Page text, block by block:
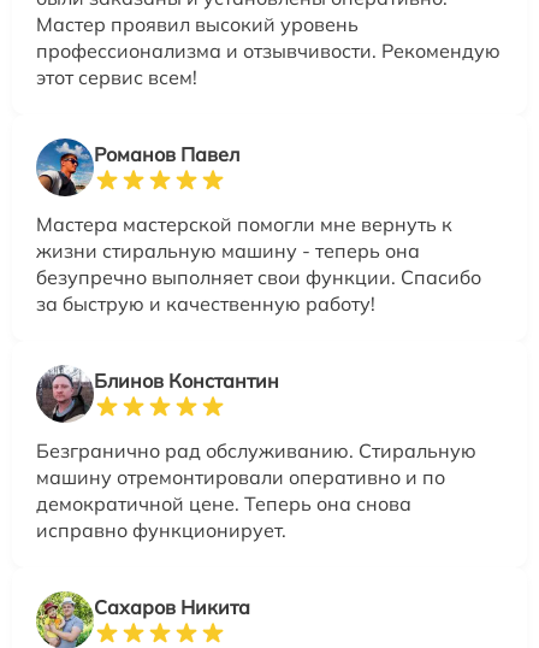
Мастер проявил высокий уровень
профессионализма и отзывчивости. Рекомендую
этот сервис всем!
Романов Павел
Мастера мастерской помогли мне вернуть к
жизни стиральную машину - теперь она
безупречно выполняет свои функции. Спасибо
за быструю и качественную работу!
Блинов Константин
Безгранично рад обслуживанию. Стиральную
машину отремонтировали оперативно и по
демократичной цене. Теперь она снова
исправно функционирует.
Сахаров Никита